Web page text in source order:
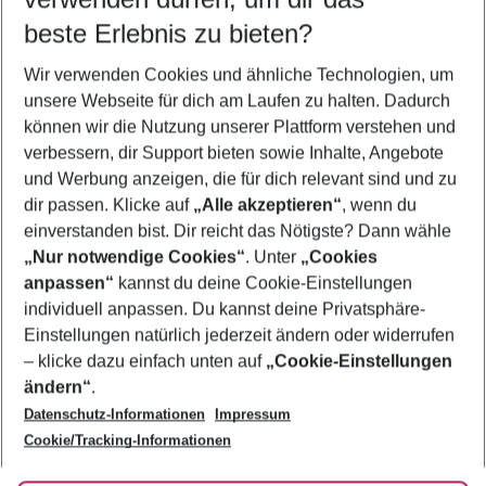
5-8 Nächte
2 Erwachsene Keine Kinder
Mehr Filter anzeigen
Footer
Footer navigation
Über uns
AGB
Bestpreisgarantie
Cookie-Einstellungen ändern
Cookie-Richtlinie
Agenturbetreuung
Barrierefreies Reisen
Folge uns
beste Erlebnis zu bieten?
Wir verwenden Cookies und ähnliche Technologien, um
unsere Webseite für dich am Laufen zu halten. Dadurch
können wir die Nutzung unserer Plattform verstehen und
verbessern, dir Support bieten sowie Inhalte, Angebote
und Werbung anzeigen, die für dich relevant sind und zu
dir passen. Klicke auf „Alle akzeptieren“, wenn du
einverstanden bist. Dir reicht das Nötigste? Dann wähle
„Nur notwendige Cookies“. Unter „Cookies
anpassen“ kannst du deine Cookie-Einstellungen
individuell anpassen. Du kannst deine Privatsphäre-
Einstellungen natürlich jederzeit ändern oder widerrufen
– klicke dazu einfach unten auf „Cookie-Einstellungen
ändern“.
Datenschutz-Informationen
Impressum
Cookie/Tracking-Informationen